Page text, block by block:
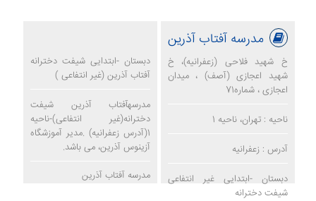
مدرسه آفتاب آذرین
خ شهید فلاحی (زعفرانیه)، خ
شهید اعجازی (آصف) ، میدان
اعجازی ، شماره71
ناحیه : تهران، ناحیه 1
آدرس : زعفرانیه
دبستان -ابتدایی غیر انتفاعی
شیفت دخترانه
دبستان -ابتدایی شیفت دخترانه
آفتاب آذرین (غیر انتفاعی )
مدرسهآفتاب آذرین شیفت
دخترانه(غیر انتفاعی)-ناحیه
1(آدرس زعفرانیه) .مدیر آموزشگاه
آزینوس آذرین، می باشد.
مدرسه آفتاب آذرین